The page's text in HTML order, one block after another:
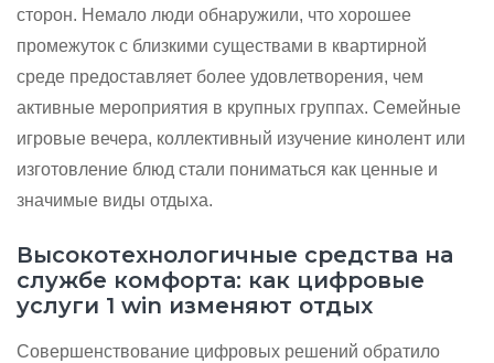
сторон. Немало люди обнаружили, что хорошее
промежуток с близкими существами в квартирной
среде предоставляет более удовлетворения, чем
активные мероприятия в крупных группах. Семейные
игровые вечера, коллективный изучение кинолент или
изготовление блюд стали пониматься как ценные и
значимые виды отдыха.
Высокотехнологичные средства на
службе комфорта: как цифровые
услуги 1 win изменяют отдых
Совершенствование цифровых решений обратило